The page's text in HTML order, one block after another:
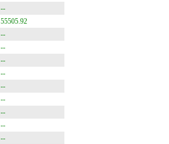
--
55505.92
--
--
--
--
--
--
--
--
--